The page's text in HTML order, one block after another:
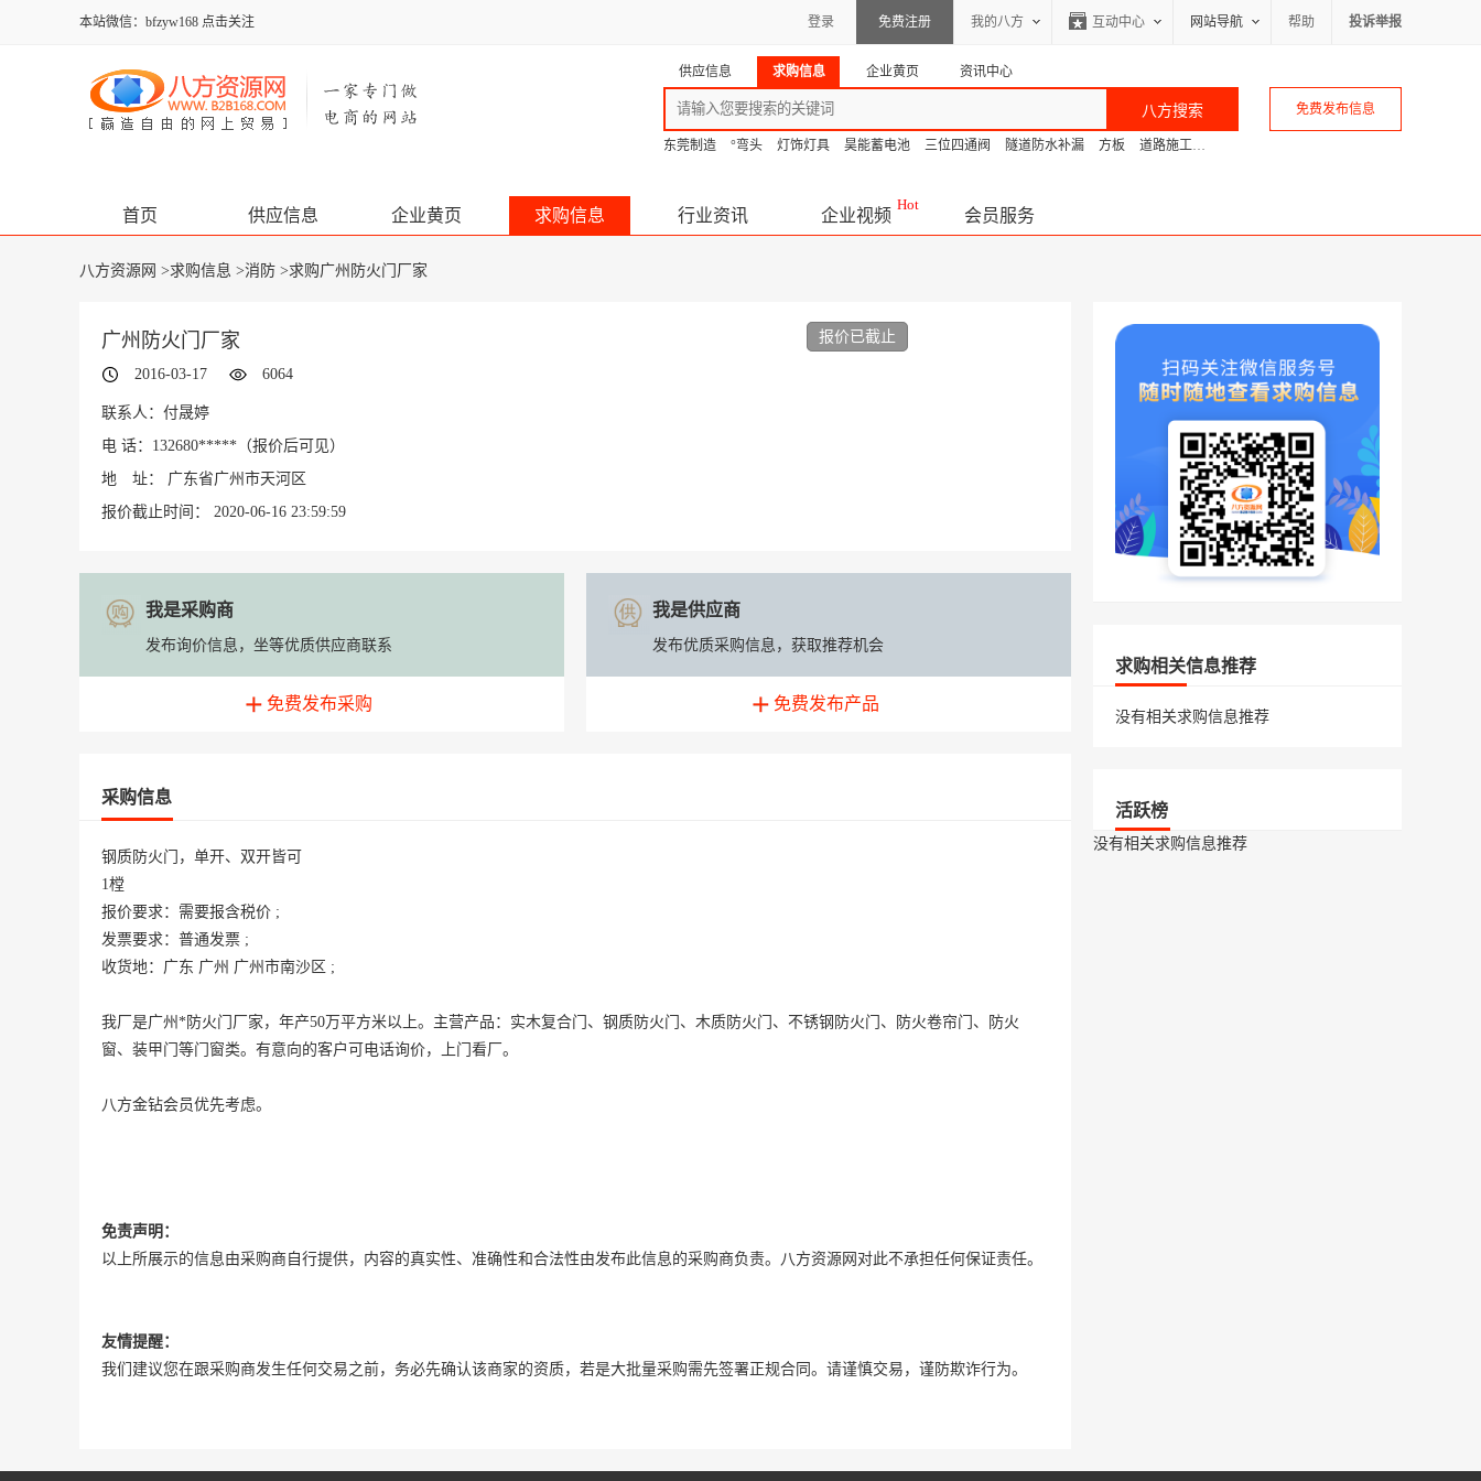
登录 免费注册 我的八方 互动中心 网站导航 帮助 投诉举报
本站微信：bfzyw168 点击关注
免费发布信息
供应信息 求购信息 企业黄页 资讯中心
东莞制造 °弯头 灯饰灯具 昊能蓄电池 三位四通阀 隧道防水补漏 方板 道路施工
首页 供应信息 企业黄页 求购信息 行业资讯 企业视频
Hot
会员服务
八方资源网 >求购信息 >消防 >求购广州防火门厂家
广州防火门厂家
2016-03-17 6064
联系人：付晟婷
电 话：132680***** （报价后可见）
地 址： 广东省广州市天河区
报价截止时间： 2020-06-16 23:59:59
报价已截止
我是采购商
发布询价信息，坐等优质供应商联系
免费发布采购
我是供应商
发布优质采购信息，获取推荐机会
免费发布产品
采购信息
钢质防火门，单开、双开皆可
1樘
报价要求：需要报含税价 ;
发票要求：普通发票 ;
收货地：广东 广州 广州市南沙区 ;
我厂是广州*防火门厂家，年产50万平方米以上。主营产品：实木复合门、钢质防火门、木质防火门、不锈钢防火门、防火卷帘门、防火
窗、装甲门等门窗类。有意向的客户可电话询价，上门看厂。
八方金钻会员优先考虑。
免责声明：
以上所展示的信息由采购商自行提供，内容的真实性、准确性和合法性由发布此信息的采购商负责。八方资源网对此不承担任何保证责任。
友情提醒：
我们建议您在跟采购商发生任何交易之前，务必先确认该商家的资质，若是大批量采购需先签署正规合同。请谨慎交易，谨防欺诈行为。
求购相关信息推荐
没有相关求购信息推荐
活跃榜
没有相关求购信息推荐